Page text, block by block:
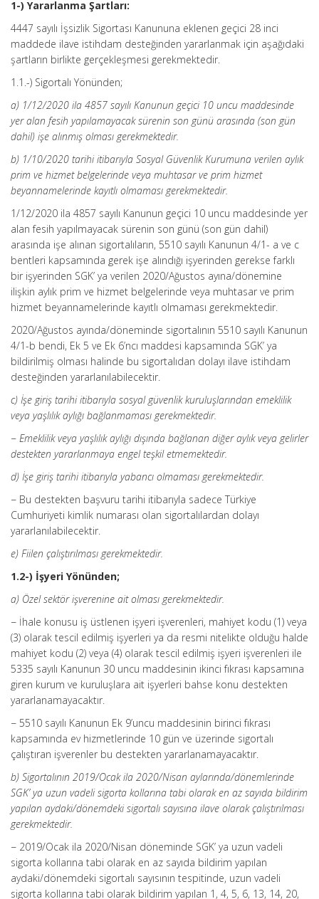
1-) Yararlanma Şartları:
4447 sayılı İşsizlik Sigortası Kanununa eklenen geçici 28 inci
maddede ilave istihdam desteğinden yararlanmak için aşağıdaki
şartların birlikte gerçekleşmesi gerekmektedir.
1.1.-) Sigortalı Yönünden;
a) 1/12/2020 ila 4857 sayılı Kanunun geçici 10 uncu maddesinde
yer alan fesih yapılamayacak sürenin son günü arasında (son gün
dahil) işe alınmış olması gerekmektedir.
b) 1/10/2020 tarihi itibarıyla Sosyal Güvenlik Kurumuna verilen aylık
prim ve hizmet belgelerinde veya muhtasar ve prim hizmet
beyannamelerinde kayıtlı olmaması gerekmektedir.
1/12/2020 ila 4857 sayılı Kanunun geçici 10 uncu maddesinde yer
alan fesih yapılmayacak sürenin son günü (son gün dahil)
arasında işe alınan sigortalıların, 5510 sayılı Kanunun 4/1- a ve c
bentleri kapsamında gerek işe alındığı işyerinden gerekse farklı
bir işyerinden SGK’ ya verilen 2020/Ağustos ayına/dönemine
ilişkin aylık prim ve hizmet belgelerinde veya muhtasar ve prim
hizmet beyannamelerinde kayıtlı olmaması gerekmektedir.
2020/Ağustos ayında/döneminde sigortalının 5510 sayılı Kanunun
4/1-b bendi, Ek 5 ve Ek 6’ncı maddesi kapsamında SGK’ ya
bildirilmiş olması halinde bu sigortalıdan dolayı ilave istihdam
desteğinden yararlanılabilecektir.
c) İşe giriş tarihi itibarıyla sosyal güvenlik kuruluşlarından emeklilik
veya yaşlılık aylığı bağlanmaması gerekmektedir.
− Emeklilik veya yaşlılık aylığı dışında bağlanan diğer aylık veya gelirler
destekten yararlanmaya engel teşkil etmemektedir.
d) İşe giriş tarihi itibarıyla yabancı olmaması gerekmektedir.
− Bu destekten başvuru tarihi itibarıyla sadece Türkiye
Cumhuriyeti kimlik numarası olan sigortalılardan dolayı
yararlanılabilecektir.
e) Fiilen çalıştırılması gerekmektedir.
1.2-) İşyeri Yönünden;
a) Özel sektör işverenine ait olması gerekmektedir.
− İhale konusu iş üstlenen işyeri işverenleri, mahiyet kodu (1) veya
(3) olarak tescil edilmiş işyerleri ya da resmi nitelikte olduğu halde
mahiyet kodu (2) veya (4) olarak tescil edilmiş işyeri işverenleri ile
5335 sayılı Kanunun 30 uncu maddesinin ikinci fıkrası kapsamına
giren kurum ve kuruluşlara ait işyerleri bahse konu destekten
yararlanamayacaktır.
− 5510 sayılı Kanunun Ek 9’uncu maddesinin birinci fıkrası
kapsamında ev hizmetlerinde 10 gün ve üzerinde sigortalı
çalıştıran işverenler bu destekten yararlanamayacaktır.
b) Sigortalının 2019/Ocak ila 2020/Nisan aylarında/dönemlerinde
SGK’ ya uzun vadeli sigorta kollarına tabi olarak en az sayıda bildirim
yapılan aydaki/dönemdeki sigortalı sayısına ilave olarak çalıştırılması
gerekmektedir.
− 2019/Ocak ila 2020/Nisan döneminde SGK’ ya uzun vadeli
sigorta kollarına tabi olarak en az sayıda bildirim yapılan
aydaki/dönemdeki sigortalı sayısının tespitinde, uzun vadeli
sigorta kollarına tabi olarak bildirim yapılan 1, 4, 5, 6, 13, 14, 20,